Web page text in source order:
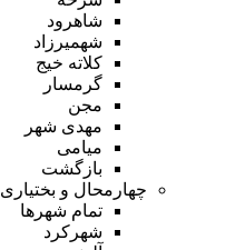
شاهرود
شهمیرزاد
کلاته خیج
گرمسار
مجن
مهدی شهر
میامی
بازگشت
چهارمحال و بختیاری
تمام شهر‌ها
شهرکرد